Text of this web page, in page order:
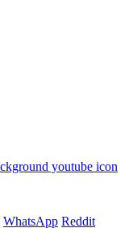
WhatsApp Reddit